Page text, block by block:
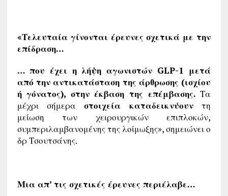
«Τελευταία γίνονται έρευνες σχετικά με την
επίδραση…
… που έχει η λήψη αγωνιστών GLP-1 μετά
από την αντικατάσταση της άρθρωσης (ισχίου
ή γόνατος), στην έκβαση της επέμβασης. Τα
μέχρι σήμερα στοιχεία καταδεικνύουν τη
μείωση των χειρουργικών επιπλοκών,
συμπεριλαμβανομένης της λοίμωξης», σημειώνει ο
δρ Τσουτσάνης.
Μια απ’ τις σχετικές έρευνες περιέλαβε…